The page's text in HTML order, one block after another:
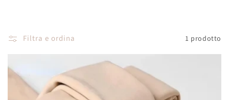
e
Filtra e ordina 1 prodotto